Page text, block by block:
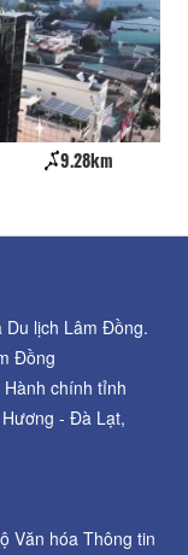
9.28km
Du lịch Lâm Đồng.
Đồng
chính tỉnh
- Đà Lạt,
Văn hóa Thông tin